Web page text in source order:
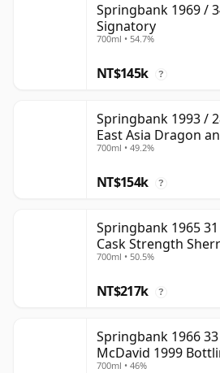
Springbank 1969 /
Signatory
700ml • 54.7%
NT$145k ?
Springbank 1993 /
East Asia Dragon
700ml • 49.2%
NT$154k ?
Springbank 1965
Cask Strength
700ml • 50.5%
NT$217k ?
Springbank 1966
McDavid 1999
700ml • 46%